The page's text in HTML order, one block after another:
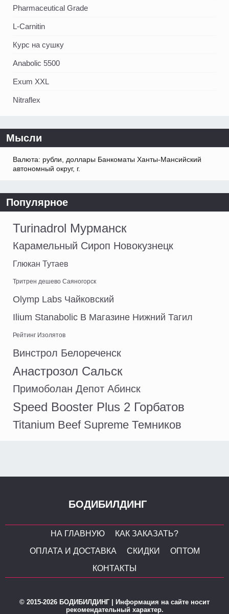
Pharmaceutical Grade
L-Carnitin
Курс на сушку
Anabolic 5500
Exum XXL
Nitraflex
Мысли
Валюта: рубли, доллары Банкоматы Ханты-Мансийский
автономный округ, г.
Популярное
Turinadrol Мурманск
Карамельный Сироп Новокузнецк
Глюкан Тутаев
Тритрен дешево Саяногорск
Olymp Labs Чайковский
Ilium Stanabolic В Магазине Нижний Тагил
Рейтинг Изолятов
Винстрол Белореченск
Анастрозол Сальск
Примоболан Депот Абинск
Speed Booster Plus 2 Горбатов
Titanium Beef Supreme Темников
БОДИБИЛДИНГ
НА ГЛАВНУЮ
КАК ЗАКАЗАТЬ?
ОПЛАТА И ДОСТАВКА
СКИДКИ
ОПТОМ
КОНТАКТЫ
© 2015-2026 БОДИБИЛДИНГ | Информация на сайте носит
рекомендательный характер.